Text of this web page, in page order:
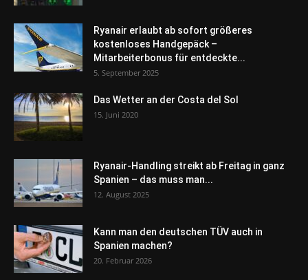
Ryanair erlaubt ab sofort größeres
kostenloses Handgepäck –
Mitarbeiterbonus für entdeckte...
5. September 2025
Das Wetter an der Costa del Sol
15. Juni 2020
Ryanair-Handling streikt ab Freitag in ganz
Spanien – das muss man...
12. August 2025
Kann man den deutschen TÜV auch in
Spanien machen?
20. Februar 2026